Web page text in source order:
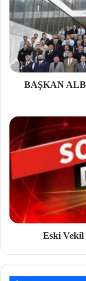
BAŞKAN
Eski Vekil